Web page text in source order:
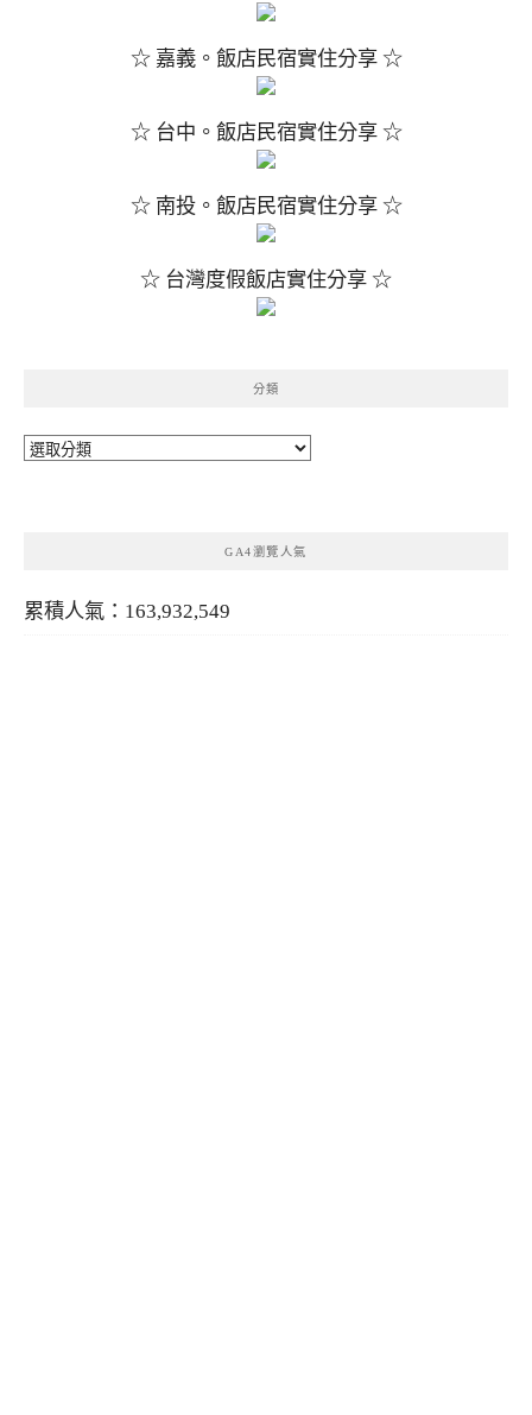
☆ 嘉義。飯店民宿實住分享 ☆
☆ 台中。飯店民宿實住分享 ☆
☆ 南投。飯店民宿實住分享 ☆
☆ 台灣度假飯店實住分享 ☆
分類
分
GA4瀏覽人氣
累積人氣：163,932,549